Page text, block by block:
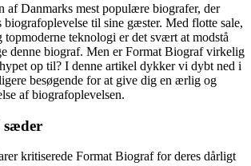
af Danmarks mest populære biografer, der
til sine gæster. Med flotte sale,
topmoderne teknologi er det svært at modstå
denne biograf. Men er Format Biograf virkelig
op til? I denne artikel dykker vi dybt ned i
besøgende for at give dig en ærlig og
af biografoplevelsen.
sæder
kritiserede Format Biograf for deres dårligt